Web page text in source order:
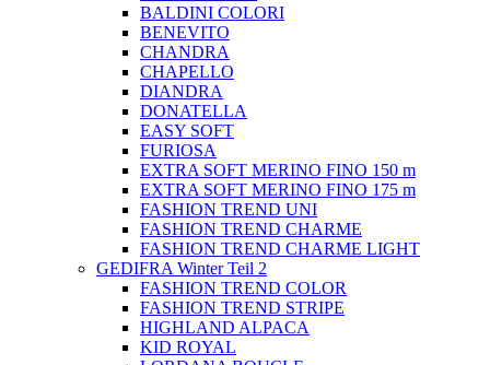
BALDINI COLORI
BENEVITO
CHANDRA
CHAPELLO
DIANDRA
DONATELLA
EASY SOFT
FURIOSA
EXTRA SOFT MERINO FINO 150 m
EXTRA SOFT MERINO FINO 175 m
FASHION TREND UNI
FASHION TREND CHARME
FASHION TREND CHARME LIGHT
GEDIFRA Winter Teil 2
FASHION TREND COLOR
FASHION TREND STRIPE
HIGHLAND ALPACA
KID ROYAL